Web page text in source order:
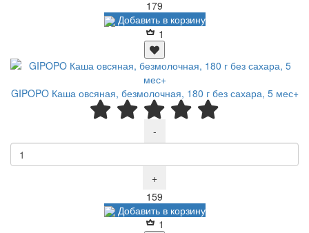
179
Добавить в корзину
1
GIPOPO Каша овсяная, безмолочная, 180 г без сахара, 5 мес+
-
+
159
Добавить в корзину
1